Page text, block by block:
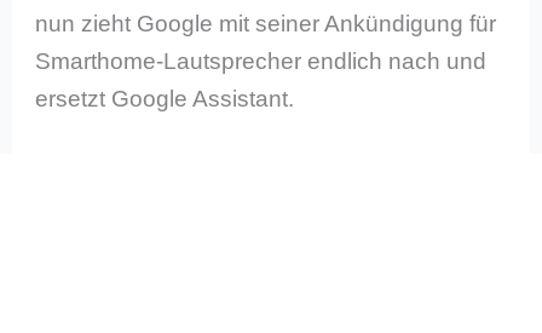
nun zieht Google mit seiner Ankündigung für
Smarthome-Lautsprecher endlich nach und
ersetzt Google Assistant.